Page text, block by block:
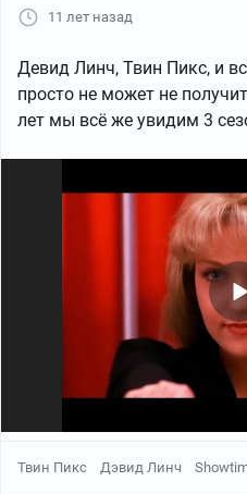
11 лет назад
Девид Линч, Твин Пикс, и
просто не может не
лет мы всё же увидим 3
Твин Пикс Дэвид Линч